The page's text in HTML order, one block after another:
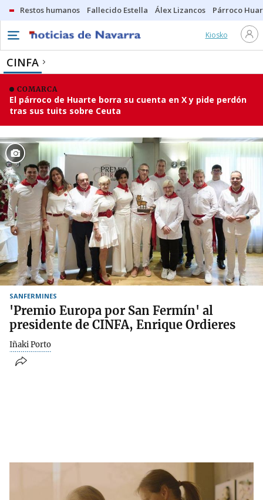
Restos humanos Fallecido Estella Álex Lizancos Párroco
Kiosko
CINFA
COMARCA
El párroco de Huarte borra su cuenta en X y pide perdón
tras sus tuits sobre Ceuta
SANFERMINES
'Premio Europa por San Fermín' al
presidente de CINFA, Enrique Ordieres
Iñaki Porto